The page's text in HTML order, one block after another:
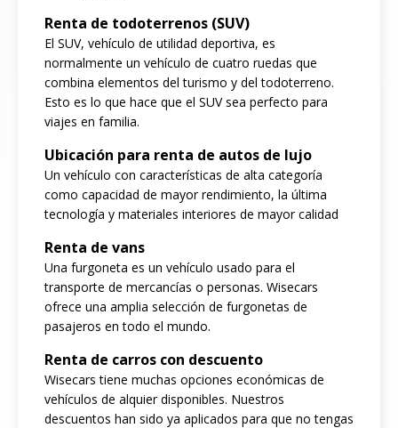
Renta de todoterrenos (SUV)
El SUV, vehículo de utilidad deportiva, es
normalmente un vehículo de cuatro ruedas que
combina elementos del turismo y del todoterreno.
Esto es lo que hace que el SUV sea perfecto para
viajes en familia.
Ubicación para renta de autos de lujo
Un vehículo con características de alta categoría
como capacidad de mayor rendimiento, la última
tecnología y materiales interiores de mayor calidad
Renta de vans
Una furgoneta es un vehículo usado para el
transporte de mercancías o personas. Wisecars
ofrece una amplia selección de furgonetas de
pasajeros en todo el mundo.
Renta de carros con descuento
Wisecars tiene muchas opciones económicas de
vehículos de alquier disponibles. Nuestros
descuentos han sido ya aplicados para que no tengas